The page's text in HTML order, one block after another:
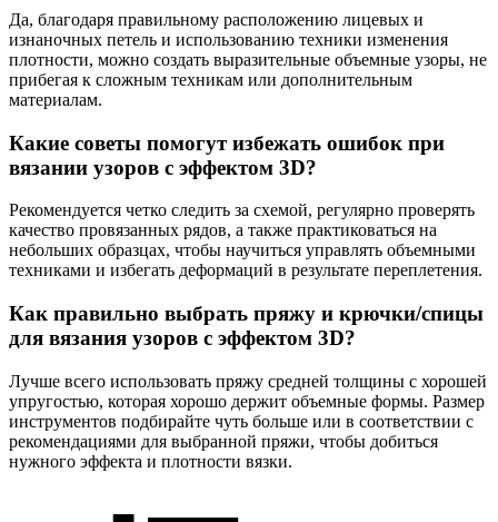
Да, благодаря правильному расположению лицевых и
изнаночных петель и использованию техники изменения
плотности, можно создать выразительные объемные узоры, не
прибегая к сложным техникам или дополнительным
материалам.
Какие советы помогут избежать ошибок при
вязании узоров с эффектом 3D?
Рекомендуется четко следить за схемой, регулярно проверять
качество провязанных рядов, а также практиковаться на
небольших образцах, чтобы научиться управлять объемными
техниками и избегать деформаций в результате переплетения.
Как правильно выбрать пряжу и крючки/спицы
для вязания узоров с эффектом 3D?
Лучше всего использовать пряжу средней толщины с хорошей
упругостью, которая хорошо держит объемные формы. Размер
инструментов подбирайте чуть больше или в соответствии с
рекомендациями для выбранной пряжи, чтобы добиться
нужного эффекта и плотности вязки.